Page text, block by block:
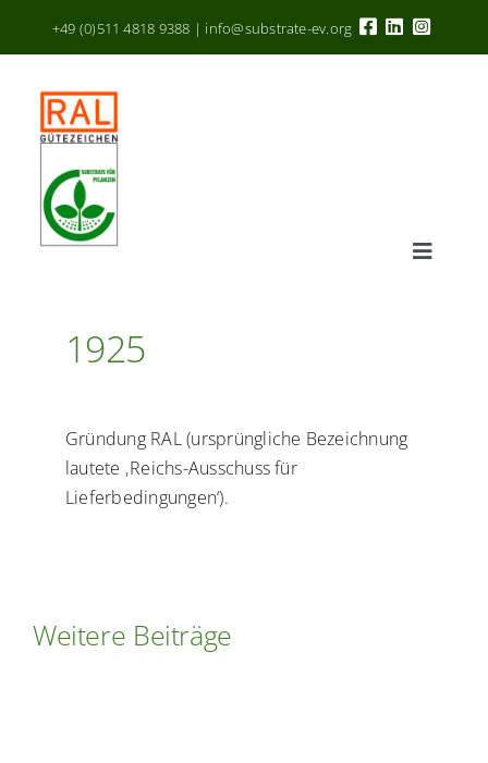
+49 (0)511 4818 9388 | info@substrate-ev.org
Toggle
Hersteller
1925
Gründung RAL (ursprüngliche Bezeichnung
lautete ‚Reichs-Ausschuss für
Lieferbedingungen‘).
Weitere Beiträge